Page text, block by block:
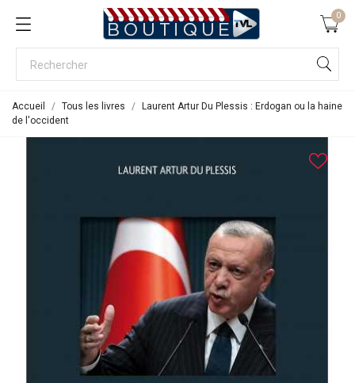
0
Accueil Tous les livres
Laurent Artur Du Plessis : Erdogan ou la haine
de l'occident